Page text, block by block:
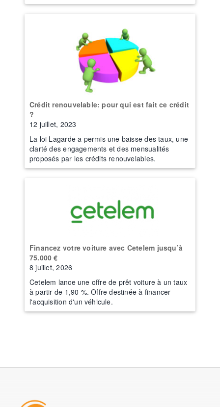
Crédit renouvelable: pour qui est fait ce crédit
?
12 juillet, 2023
La loi Lagarde a permis une baisse des taux, une
clarté des engagements et des mensualités
proposés par les crédits renouvelables.
Financez votre voiture avec Cetelem jusqu’à
75.000 €
8 juillet, 2026
Cetelem lance une offre de prêt voiture à un taux
à partir de 1,90 %. Offre destinée à financer
l'acquisition d'un véhicule.